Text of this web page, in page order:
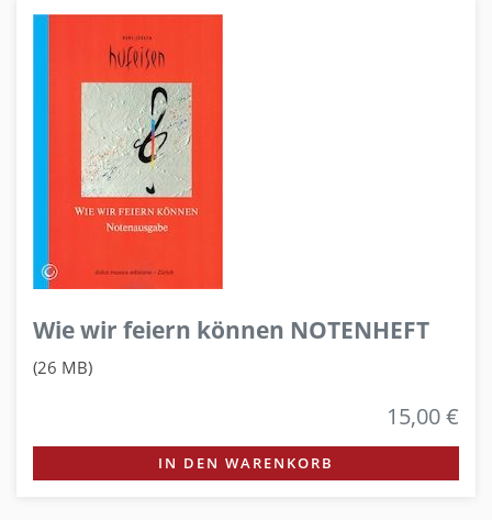
Wie wir feiern können NOTENHEFT
(26 MB)
15,00 €
IN DEN WARENKORB